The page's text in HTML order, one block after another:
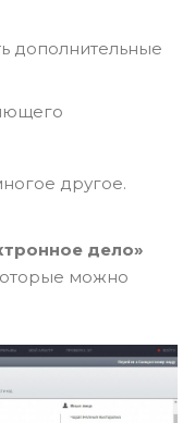
дополнительные
другое.
дело»
можно